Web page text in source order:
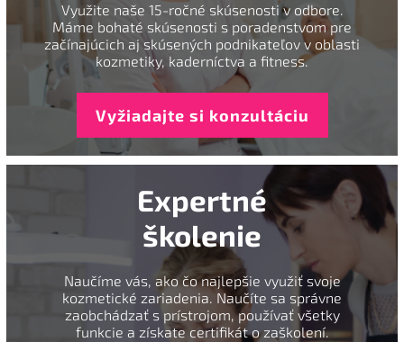
Využite naše 15-ročné skúsenosti v odbore.
Máme bohaté skúsenosti s poradenstvom pre
začínajúcich aj skúsených podnikateľov v oblasti
kozmetiky, kaderníctva a fitness.
Vyžiadajte si konzultáciu
Expertné
školenie
Naučíme vás, ako čo najlepšie využiť svoje
kozmetické zariadenia. Naučíte sa správne
zaobchádzať s prístrojom, používať všetky
funkcie a získate certifikát o zaškolení.